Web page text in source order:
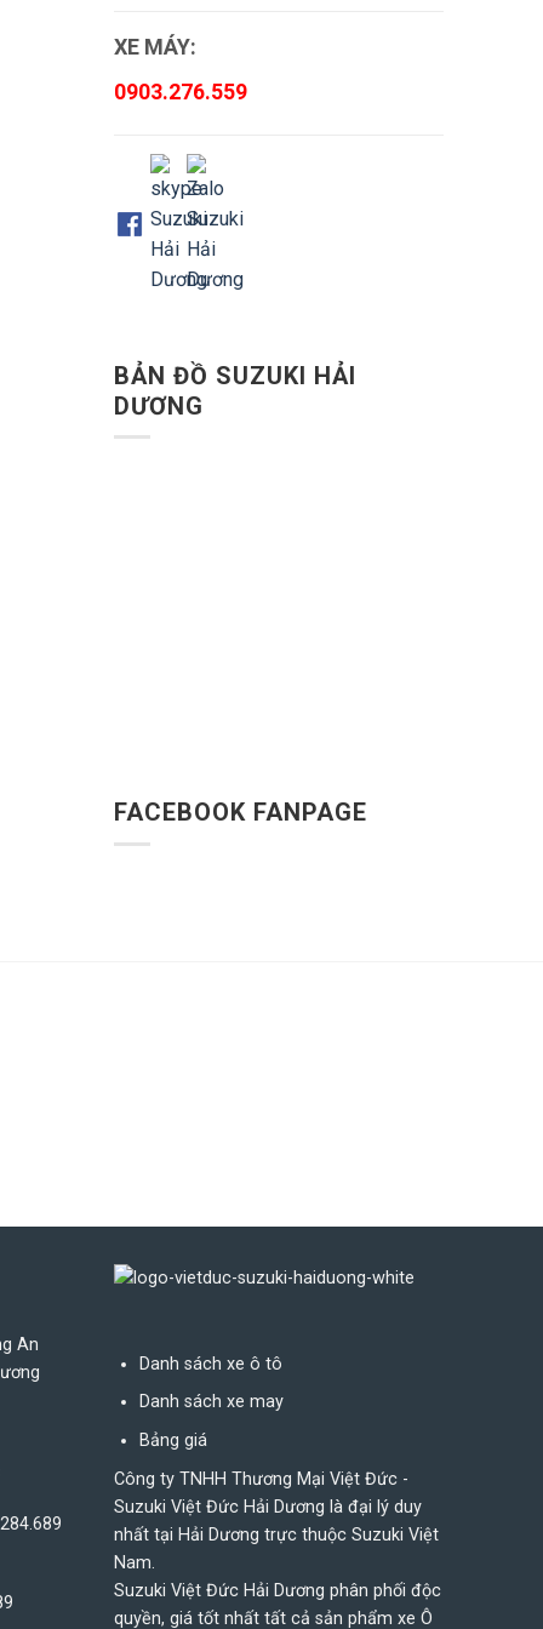
XE MÁY:
0903.276.559
BẢN ĐỒ SUZUKI HẢI
DƯƠNG
FACEBOOK FANPAGE
An
Danh sách xe ô tô
Danh sách xe may
Bảng giá
Công ty TNHH Thương Mại Việt Đức -
Suzuki Việt Đức Hải Dương là đại lý duy
nhất tại Hải Dương trực thuộc Suzuki Việt
Nam.
Suzuki Việt Đức Hải Dương phân phối độc
quyền, giá tốt nhất tất cả sản phẩm xe Ô